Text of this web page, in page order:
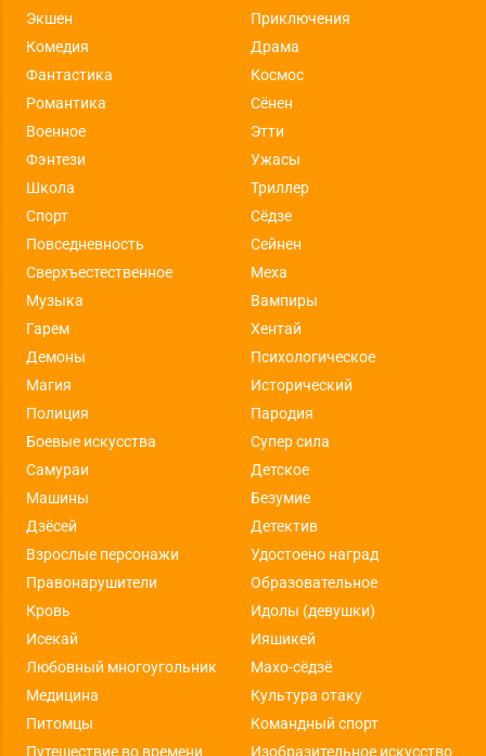
Экшен
Приключения
Комедия
Драма
Фантастика
Космос
Романтика
Сёнен
Военное
Этти
Фэнтези
Ужасы
Школа
Триллер
Спорт
Сёдзе
Повседневность
Сейнен
Сверхъестественное
Меха
Музыка
Вампиры
Гарем
Хентай
Демоны
Психологическое
Магия
Исторический
Полиция
Пародия
Боевые искусства
Супер сила
Самураи
Детское
Машины
Безумие
Дзёсей
Детектив
Взрослые персонажи
Удостоено наград
Правонарушители
Образовательное
Кровь
Идолы (девушки)
Исекай
Ияшикей
Любовный многоугольник
Махо-сёдзё
Медицина
Культура отаку
Питомцы
Командный спорт
Путешествие во времени
Изобразительное искусство